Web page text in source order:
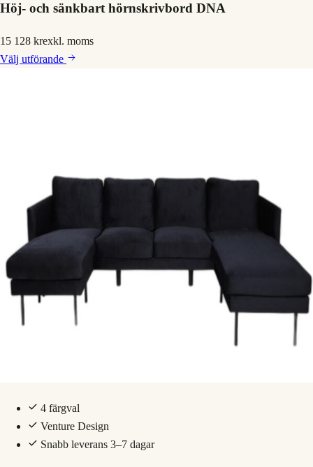
Höj- och sänkbart hörnskrivbord DNA
15 128 krexkl. moms
Välj utförande
4 färgval
Venture Design
Snabb leverans 3–7 dagar